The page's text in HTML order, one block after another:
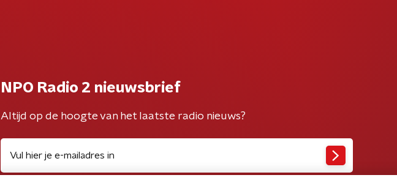
NPO Radio 2 nieuwsbrief
Altijd op de hoogte van het laatste radio nieuws?